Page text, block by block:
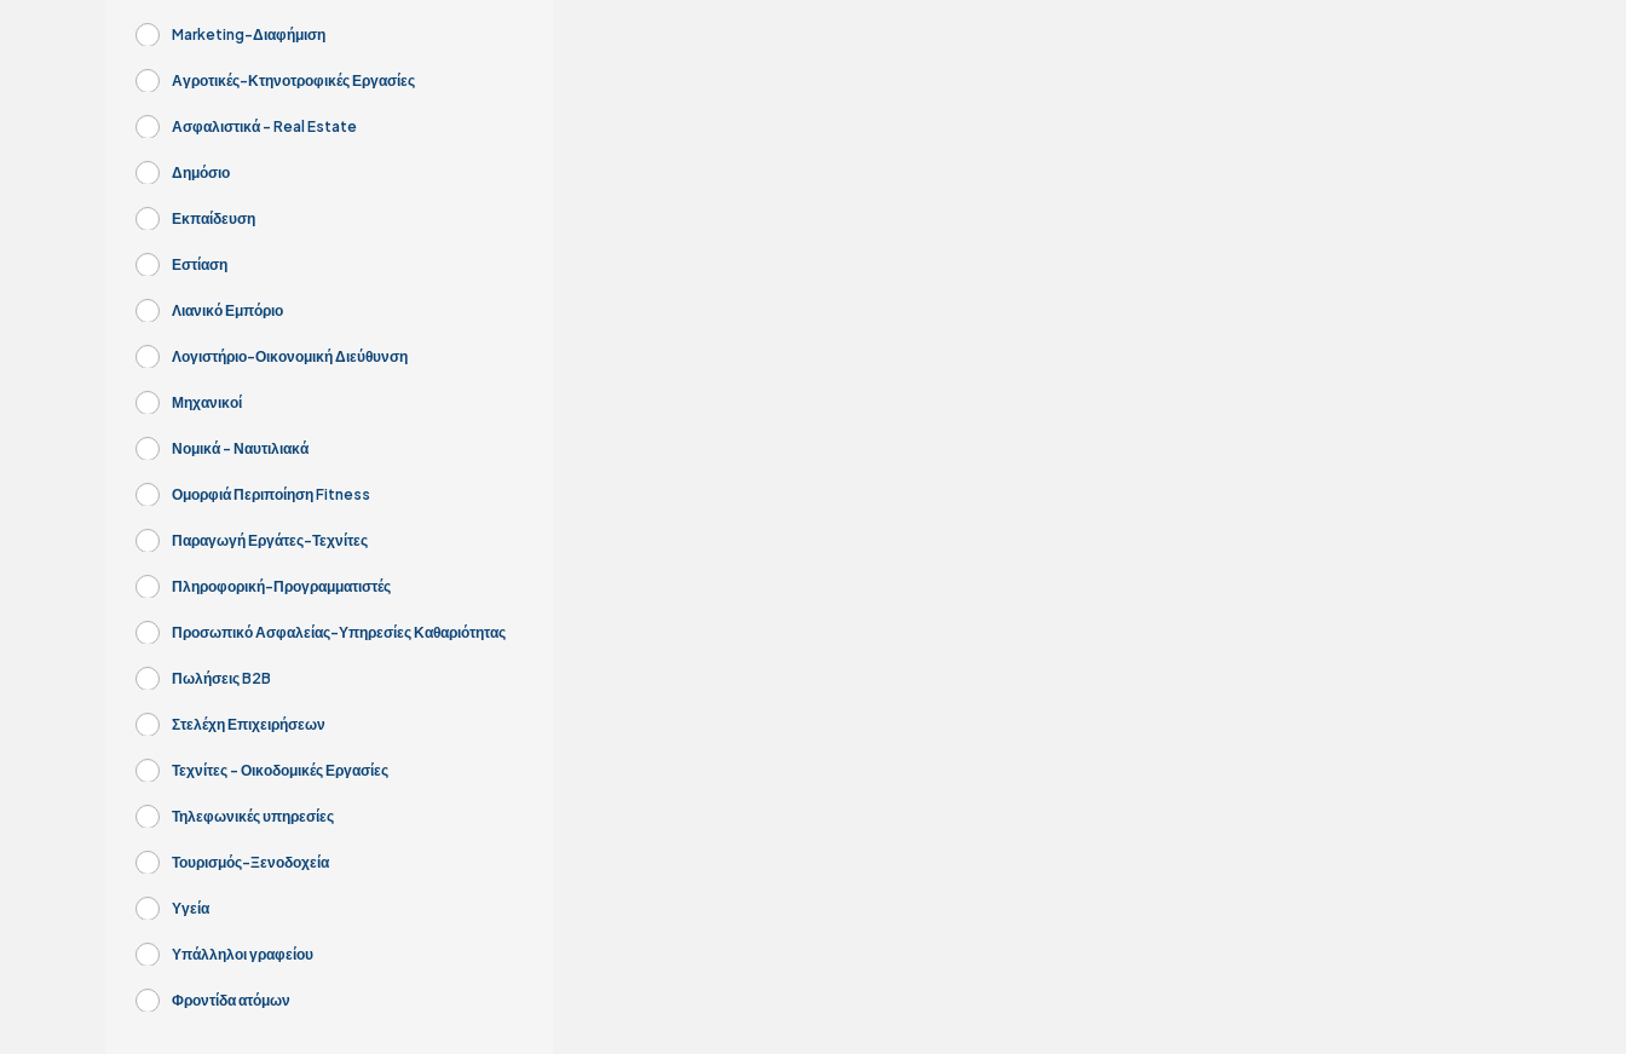
Marketing-Διαφήμιση
Αγροτικές-Κτηνοτροφικές Εργασίες
Ασφαλιστικά - Real Estate
Δημόσιο
Εκπαίδευση
Εστίαση
Λιανικό Εμπόριο
Λογιστήριο-Οικονομική Διεύθυνση
Μηχανικοί
Νομικά - Ναυτιλιακά
Ομορφιά Περιποίηση Fitness
Παραγωγή Εργάτες-Τεχνίτες
Πληροφορική-Προγραμματιστές
Προσωπικό Ασφαλείας-Υπηρεσίες Καθαριότητας
Πωλήσεις B2B
Στελέχη Επιχειρήσεων
Τεχνίτες - Οικοδομικές Εργασίες
Τηλεφωνικές υπηρεσίες
Τουρισμός-Ξενοδοχεία
Υγεία
Υπάλληλοι γραφείου
Φροντίδα ατόμων